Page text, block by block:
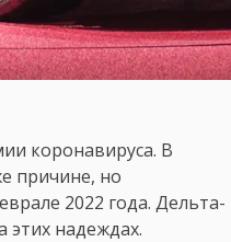
коронавируса. В
причине, но
2022 года. Дельта-
этих надеждах.